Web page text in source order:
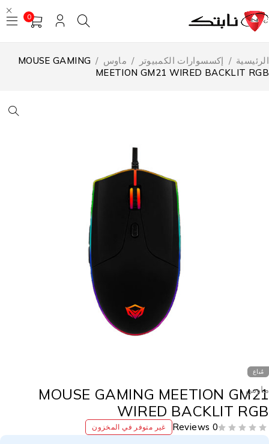
0
/ إكسسوارات الكمبيوتر ماوس
MOUSE GAMING
MEETION GM21 WIRED BACKLIT
مُباع
MOUSE GAMING MEETION
WIRED BACKLIT
0 Reviews غير متوفر في المخزون